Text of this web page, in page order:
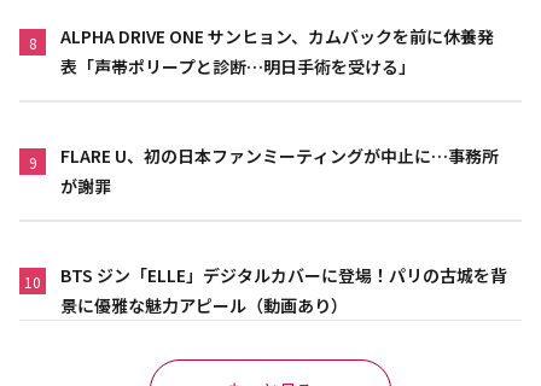
8
ALPHA DRIVE ONE サンヒョン、カムバックを前に休養発
表「声帯ポリープと診断…明日手術を受ける」
9
FLARE U、初の日本ファンミーティングが中止に…事務所
が謝罪
10
BTS ジン「ELLE」デジタルカバーに登場！パリの古城を背
景に優雅な魅力アピール（動画あり）